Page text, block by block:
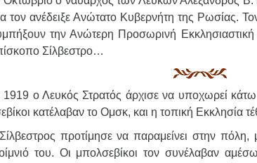
τον ανέδειξε Ανώτατο Κυβερνήτη της Ρωσίας.
την Ανώτερη Προσωρινή Εκκλησιαστική
Σίλβεστρο…
ο Λευκός Στρατός άρχισε να υποχωρεί
κατέλαβαν το Ομσκ, και η τοπική Εκκλησία
προτίμησε να παραμείνει στην πόλη,
του. Οι μπολσεβίκοι τον συνέλαβαν